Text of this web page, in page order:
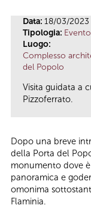
Data: 18/03/2023
Tipologia: Evento
Luogo:
Complesso
del Popolo
Visita guidata a
Pizzoferrato.
Dopo una breve
della Porta del
monumento dove
panoramica e
omonima
Flaminia.